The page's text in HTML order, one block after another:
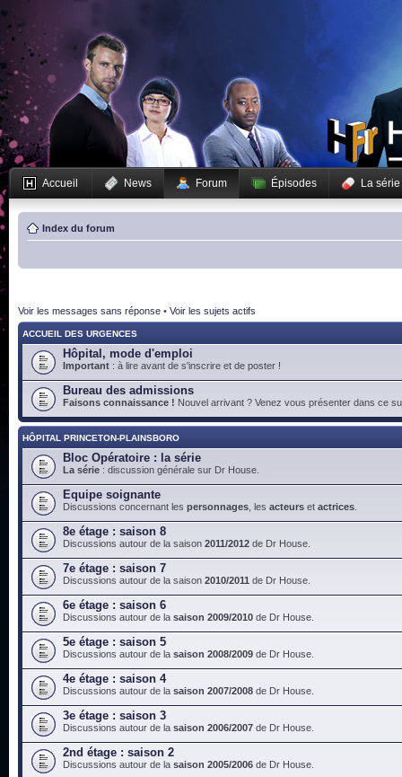
Accueil News Forum Épisodes La série
Index du forum
Voir les messages sans réponse • Voir les sujets actifs
ACCUEIL DES URGENCES
Hôpital, mode d'emploi
Important : à lire avant de s'inscrire et de poster !
Bureau des admissions
Faisons connaissance ! Nouvel arrivant ? Venez vous présenter dans ce
HÔPITAL PRINCETON-PLAINSBORO
Bloc Opératoire : la série
La série : discussion générale sur Dr House.
Equipe soignante
Discussions concernant les personnages , les acteurs et actrices
8e étage : saison 8
Discussions autour de la saison 2011/2012 de Dr House.
7e étage : saison 7
Discussions autour de la saison 2010/2011 de Dr House.
6e étage : saison 6
Discussions autour de la saison 2009/2010 de Dr House.
5e étage : saison 5
Discussions autour de la saison 2008/2009 de Dr House.
4e étage : saison 4
Discussions autour de la saison 2007/2008 de Dr House.
3e étage : saison 3
Discussions autour de la saison 2006/2007 de Dr House.
2nd étage : saison 2
Discussions autour de la saison 2005/2006 de Dr House.